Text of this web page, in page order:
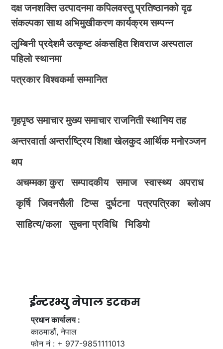
दक्ष जनशक्ति उत्पादनमा कपिलवस्तु प्रतिष्ठानको दृढ
संकल्पका साथ अभिमुखीकरण कार्यक्रम सम्पन्न
लुम्बिनी प्रदेशमै उत्कृष्ट अंकसहित शिवराज अस्पताल
पहिलो स्थानमा
पत्रकार विश्वकर्मा सम्मानित
गृहपृष्ठ समाचार मुख्य समाचार राजनिती स्थानिय तह
अन्तरवार्ता अन्तर्राष्ट्रिय शिक्षा खेलकुद आर्थिक मनोरञ्जन
थप
अचम्मका कुरा
सम्पादकीय समाज स्वास्थ्य
अपराध
कृर्षि
जिवनसैली टिप्स दुर्घटना पत्रपत्रिका
ब्लोअप
साहित्य/कला
सुचना प्रविधि भिडियाे
ईन्टरभ्यु नेपाल डटकम
प्रधान कार्यालय :
काठमाडौं, नेपाल
फोन नं : + 977-9851111013